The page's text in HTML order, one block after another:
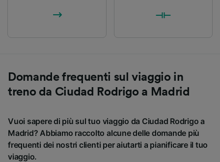
Domande frequenti sul viaggio in
treno da Ciudad Rodrigo a Madrid
Vuoi sapere di più sul tuo viaggio da Ciudad Rodrigo a
Madrid? Abbiamo raccolto alcune delle domande più
frequenti dei nostri clienti per aiutarti a pianificare il tuo
viaggio.